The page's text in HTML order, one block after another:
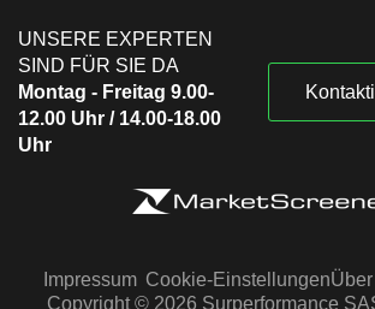
UNSERE EXPERTEN
SIND FÜR SIE DA
Montag - Freitag 9.00-
12.00 Uhr / 14.00-18.00
Uhr
Impressum Cookie-Einstellungen
Copyright © 2026 Surperformance